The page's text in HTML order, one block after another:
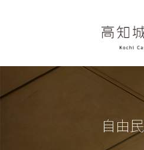
自由